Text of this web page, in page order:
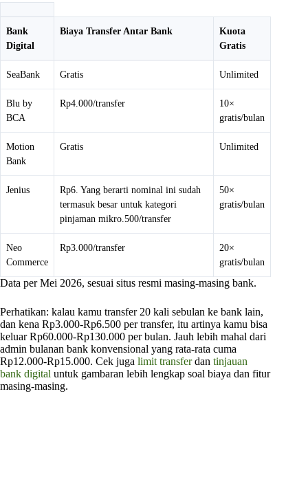
Bank
Digital
Biaya Transfer Antar Bank
Kuota
Gratis
SeaBank Gratis Unlimited
Blu by
BCA
Rp4.000/transfer
10×
gratis/bulan
Motion
Bank
Gratis Unlimited
Jenius
Rp6. Yang berarti nominal ini sudah
termasuk besar untuk kategori
pinjaman mikro.500/transfer
50×
gratis/bulan
Neo
Commerce
Rp3.000/transfer
20×
gratis/bulan
Data per Mei 2026, sesuai situs resmi masing-masing bank.
Perhatikan: kalau kamu transfer 20 kali sebulan ke bank lain,
dan kena Rp3.000-Rp6.500 per transfer, itu artinya kamu bisa
keluar Rp60.000-Rp130.000 per bulan. Jauh lebih mahal dari
admin bulanan bank konvensional yang rata-rata cuma
Rp12.000-Rp15.000. Cek juga limit transferdan tinjauan
bank digital untuk gambaran lebih lengkap soal biaya dan fitur
masing-masing.